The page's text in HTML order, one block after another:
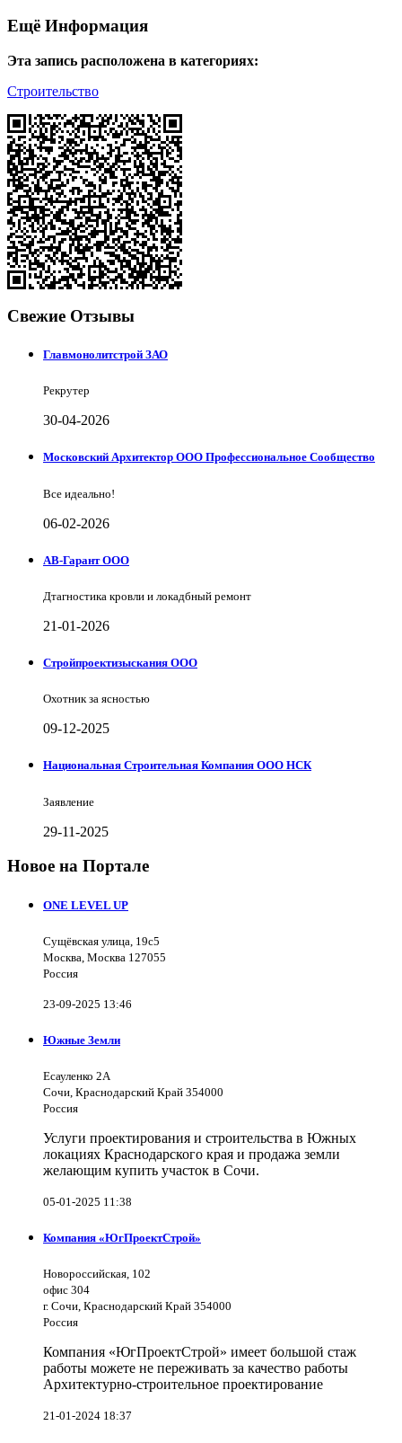
Ещё Информация
Эта запись расположена в категориях:
Строительство
Свежие Отзывы
Главмонолитстрой ЗАО
Рекрутер
30-04-2026
Московский Архитектор ООО Профессиональное Сообщество
Все идеально!
06-02-2026
АВ-Гарант ООО
Дтагностика кровли и локадбный ремонт
21-01-2026
Стройпроектизыскания ООО
Охотник за ясностью
09-12-2025
Национальная Строительная Компания ООО НСК
Заявление
29-11-2025
Новое на Портале
ONE LEVEL UP
Сущёвская улица, 19с5
Москва, Москва 127055
Россия
23-09-2025 13:46
Южные Земли
Есауленко 2А
Сочи, Краснодарский Край 354000
Россия
Услуги проектирования и строительства в Южных
локациях Краснодарского края и продажа земли
желающим купить участок в Сочи.
05-01-2025 11:38
Компания «ЮгПроектСтрой»
Новороссийская, 102
офис 304
г. Сочи, Краснодарский Край 354000
Россия
Компания «ЮгПроектСтрой» имеет большой стаж
работы можете не переживать за качество работы
Архитектурно-строительное проектирование
21-01-2024 18:37